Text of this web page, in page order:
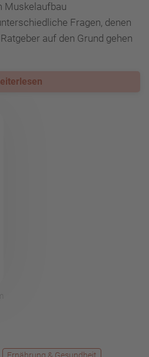
Muskelaufbau
Fragen, denen
auf den Grund gehen